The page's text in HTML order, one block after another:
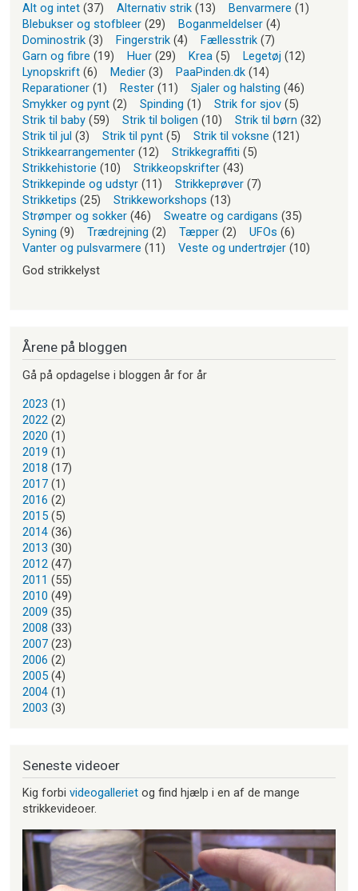
Alt og intet (37) Alternativ strik (13) Benvarmere (1)
Blebukser og stofbleer (29) Boganmeldelser (4)
Dominostrik (3) Fingerstrik (4) Fællesstrik (7)
Garn og fibre (19) Huer (29) Krea (5) Legetøj (12)
Lynopskrift (6) Medier (3) PaaPinden.dk (14)
Reparationer (1) Rester (11) Sjaler og halsting (46)
Smykker og pynt (2) Spinding (1) Strik for sjov (5)
Strik til baby (59) Strik til boligen (10) Strik til børn (32)
Strik til jul (3) Strik til pynt (5) Strik til voksne (121)
Strikkearrangementer (12) Strikkegraffiti (5)
Strikkehistorie (10) Strikkeopskrifter (43)
Strikkepinde og udstyr (11) Strikkeprøver (7)
Strikketips (25) Strikkeworkshops (13)
Strømper og sokker (46) Sweatre og cardigans (35)
Syning (9) Trædrejning (2) Tæpper (2) UFOs (6)
Vanter og pulsvarmere (11) Veste og undertrøjer (10)
God strikkelyst
Årene på bloggen
Gå på opdagelse i bloggen år for år
2023 (1)
2022 (2)
2020 (1)
2019 (1)
2018 (17)
2017 (1)
2016 (2)
2015 (5)
2014 (36)
2013 (30)
2012 (47)
2011 (55)
2010 (49)
2009 (35)
2008 (33)
2007 (23)
2006 (2)
2005 (4)
2004 (1)
2003 (3)
Seneste videoer
Kig forbi videogalleriet og find hjælp i en af de mange
strikkevideoer.